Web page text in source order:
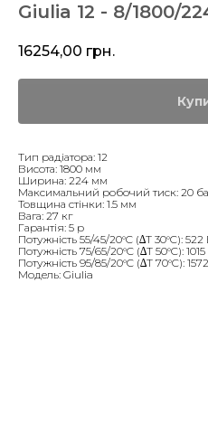
Giulia 12 - 8/1800/
16254,00 грн.
Тип радіатора: 12
Висота: 1800 мм
Ширина: 224 мм
Максимальний робочий тиск: 20
Товщина стінки: 1.5 мм
Вага: 27 кг
Гарантія: 5 р
Потужність 55/45/20°C (∆T 30°C): 522
Потужність 75/65/20°C (∆T 50°C):
Потужність 95/85/20°C (∆T 70°C):
Модель: Giulia